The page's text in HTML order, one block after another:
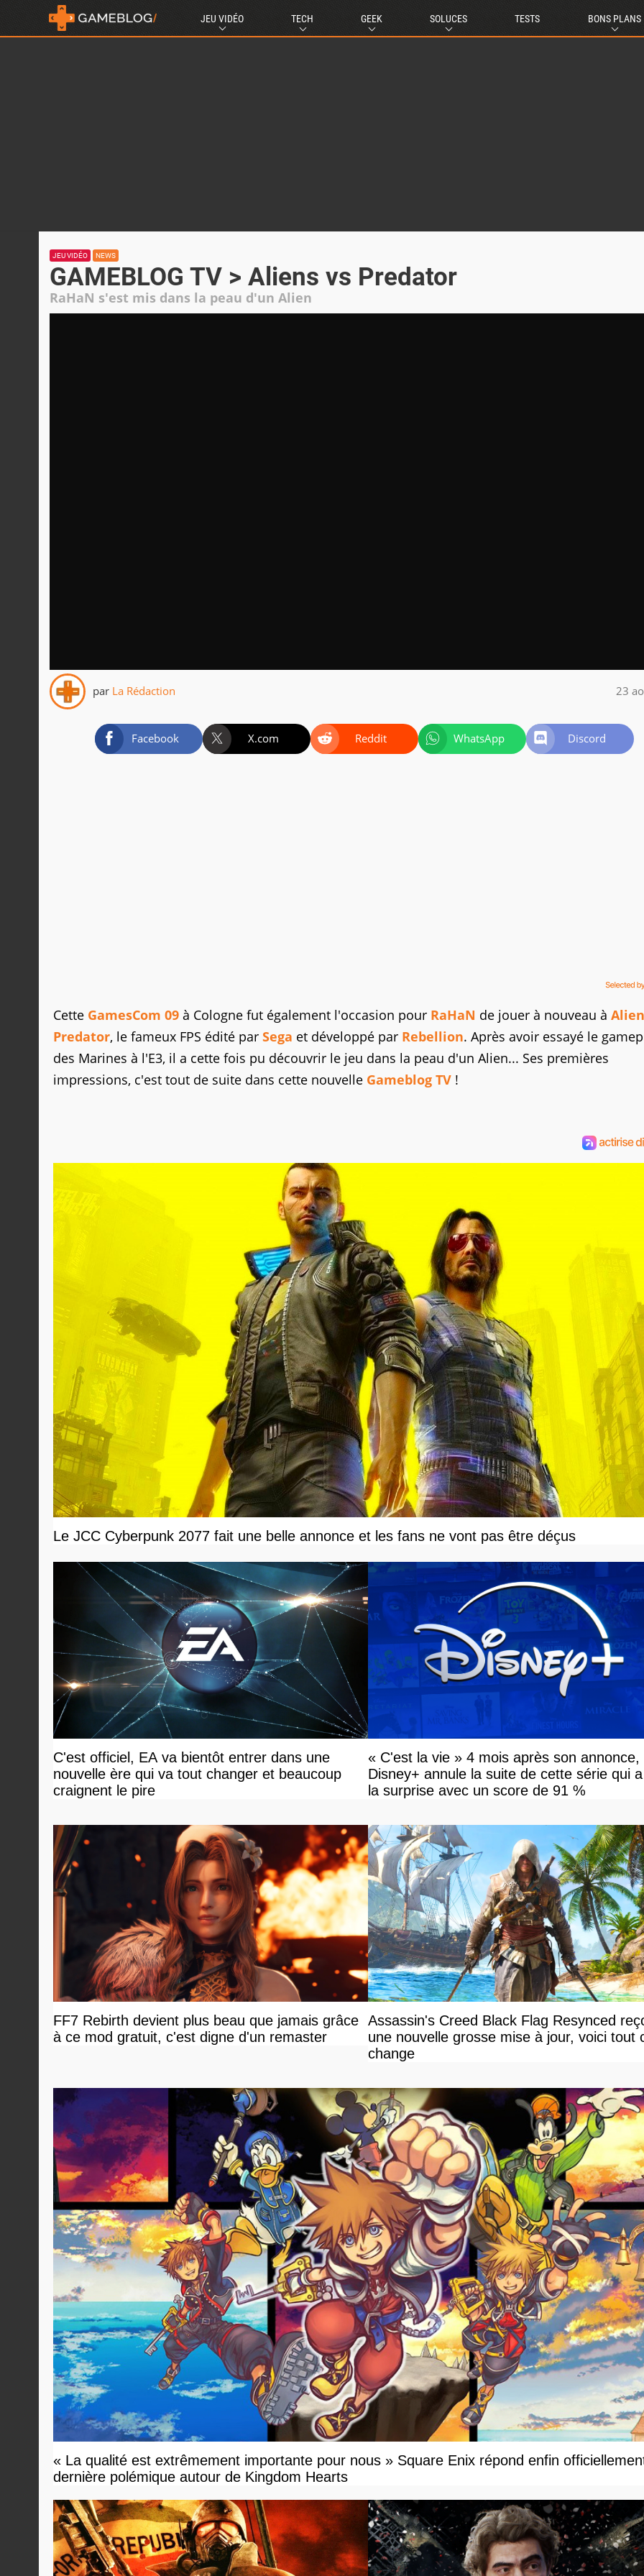
JEU VIDÉO TECH GEEK SOLUCES TESTS BONS PLANS
JEU VIDÉO NEWS
GAMEBLOG TV > Aliens vs Predator
RaHaN s'est mis dans la peau d'un Alien
par La Rédaction 23
Facebook X.com Reddit WhatsApp Discord
Cette GamesCom 09 à Cologne fut également l'occasion pour RaHaN de jouer à nouveau à
Predator, le fameux FPS édité par Sega et développé par Rebellion. Après avoir essayé le
des Marines à l'E3, il a cette fois pu découvrir le jeu dans la peau d'un Alien... Ses premières
impressions, c'est tout de suite dans cette nouvelle Gameblog TV !
Le JCC Cyberpunk 2077 fait une belle annonce et les fans ne vont pas être déçus
C'est officiel, EA va bientôt entrer dans une
nouvelle ère qui va tout changer et beaucoup
craignent le pire
« C'est la vie » 4 mois après son annonce,
Disney+ annule la suite de cette série qui
la surprise avec un score de 91 %
FF7 Rebirth devient plus beau que jamais grâce
à ce mod gratuit, c'est digne d'un remaster
Assassin's Creed Black Flag Resynced
une nouvelle grosse mise à jour, voici tout
change
« La qualité est extrêmement importante pour nous » Square Enix répond enfin
dernière polémique autour de Kingdom Hearts